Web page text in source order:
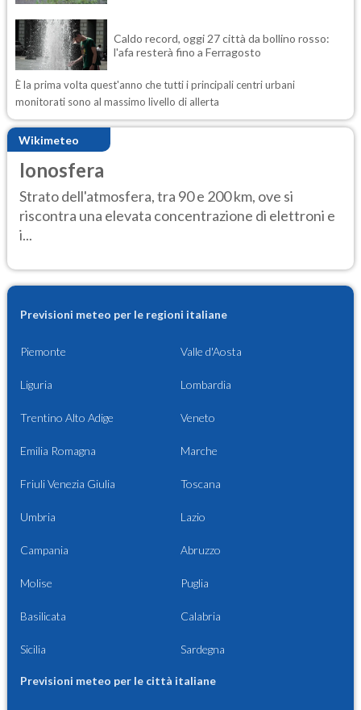
Caldo record, oggi 27 città da bollino rosso:
l'afa resterà fino a Ferragosto
È la prima volta quest'anno che tutti i principali centri urbani
monitorati sono al massimo livello di allerta
Wikimeteo
Ionosfera
Strato dell'atmosfera, tra 90 e 200 km, ove si
riscontra una elevata concentrazione di elettroni e
i...
Previsioni meteo per le regioni italiane
Piemonte Valle d'Aosta
Liguria Lombardia
Trentino Alto Adige Veneto
Emilia Romagna Marche
Friuli Venezia Giulia Toscana
Umbria Lazio
Campania Abruzzo
Molise Puglia
Basilicata Calabria
Sicilia Sardegna
Previsioni meteo per le città italiane